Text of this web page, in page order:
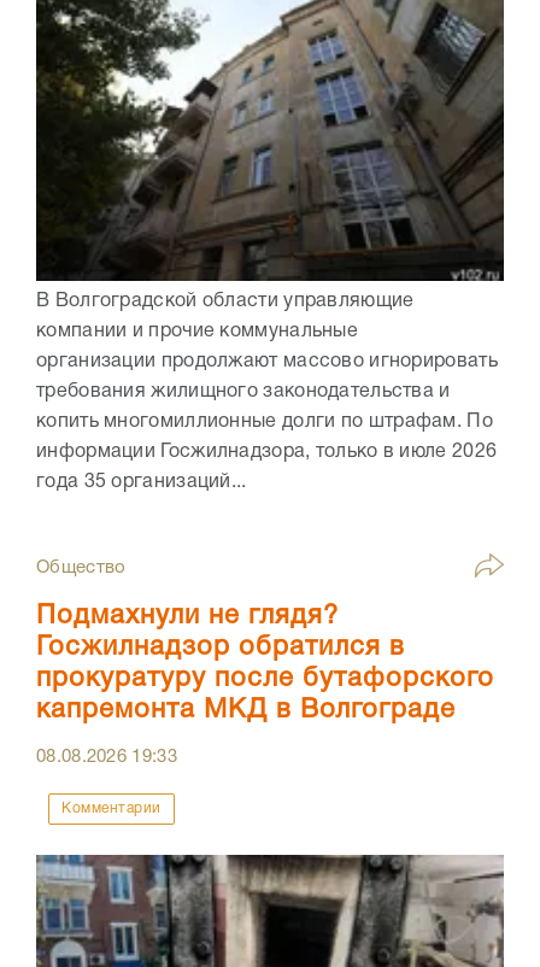
В Волгоградской области управляющие
компании и прочие коммунальные
организации продолжают массово игнорировать
требования жилищного законодательства и
копить многомиллионные долги по штрафам. По
информации Госжилнадзора, только в июле 2026
года 35 организаций...
Общество
Подмахнули не глядя?
Госжилнадзор обратился в
прокуратуру после бутафорского
капремонта МКД в Волгограде
08.08.2026 19:33
Комментарии